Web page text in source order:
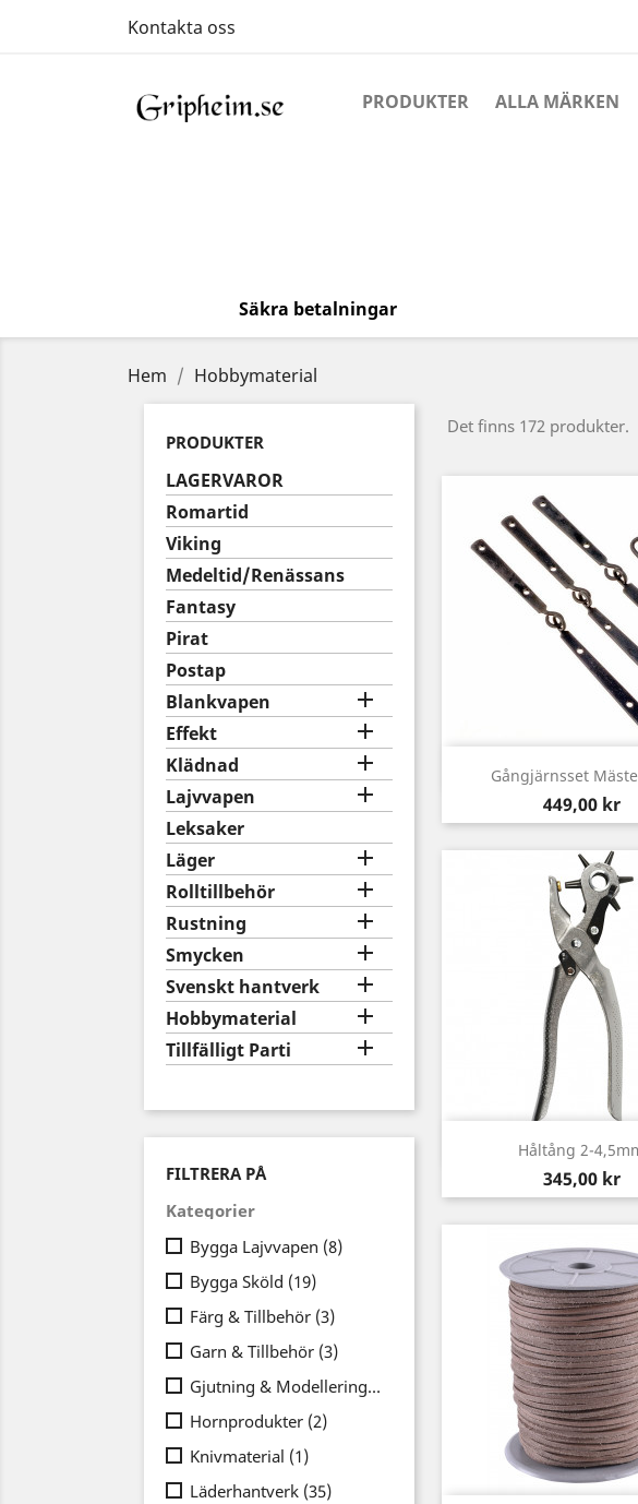
Kontakta oss
PRODUKTER ALLA MÄRKEN
Säkra betalningar
Hem Hobbymaterial
PRODUKTER
LAGERVAROR
Romartid
Viking
Medeltid/Renässans
Fantasy
Pirat
Postap
Blankvapen

Effekt 
Klädnad 
Lajvvapen 
Leksaker
Läger

Rolltillbehör 
Rustning 
Smycken 
Svenskt hantverk 
Hobbymaterial 
Tillfälligt Parti 
FILTRERA PÅ
Kategorier
Bygga Lajvvapen (8)
Bygga Sköld (19)
Färg & Tillbehör (3)
Garn & Tillbehör (3)
Gjutning & Modellering
(1)
Hornprodukter (2)
Knivmaterial (1)
Läderhantverk (35)
Det finns 172 produkter.
Gångjärnsset
Pris
449,00 kr
Snabbvy
Håltång 2-
Pris
345,00 kr
Snabbvy